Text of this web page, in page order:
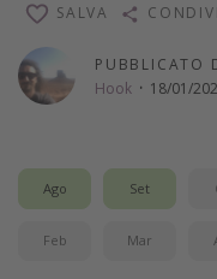
PUBBLICATO
Hook · 18/01/
SALVA
Ago Set
Feb Mar